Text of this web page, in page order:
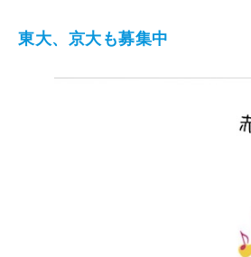
東大、京大も募集中